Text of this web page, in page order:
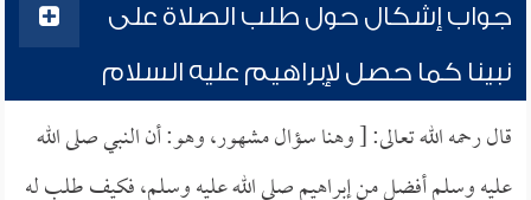
جواب إشكال حول طلب الصلاة على
نبينا كما حصل لإبراهيم عليه السلام
قال رحمه الله تعالى: [ وهنا سؤال مشهور، وهو: أن النبي صلى الله
عليه وسلم أفضل من إبراهيم صلى الله عليه وسلم، فكيف طلب له